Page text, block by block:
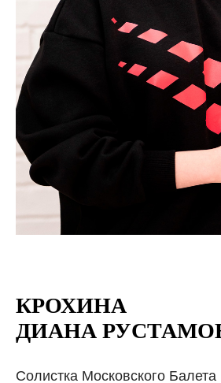
КРОХИНА
ДИАНА
Солистка Московского Балета